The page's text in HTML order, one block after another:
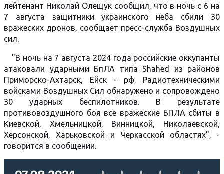
лейтенант Николай Олещук сообщил, что в ночь с 6 на
7 августа защитники украинского неба сбили 30
вражеских дронов, сообщает пресс-служба Воздушных
сил.
"В ночь на 7 августа 2024 года российские оккупанты
атаковали ударными БпЛА типа Shahed из районов
Приморско-Ахтарск, Ейск - рф. Радиотехническими
войсками Воздушных Сил обнаружено и сопровождено
30 ударных беспилотников. В результате
противовоздушного боя все вражеские БПЛА сбиты в
Киевской, Хмельницкой, Винницкой, Николаевской,
Херсонской, Харьковской и Черкасской областях", -
говорится в сообщении.